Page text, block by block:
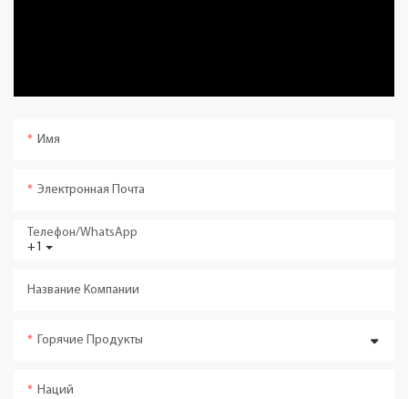
Имя
Электронная Почта
+1
Телефон/WhatsApp
Название Компании
Горячие Продукты
Наций